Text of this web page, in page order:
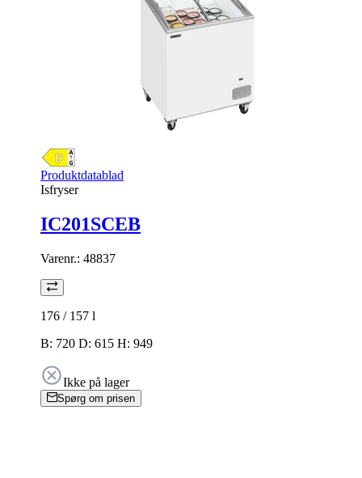
Produktdatablad
Isfryser
IC201SCEB
Varenr.: 48837
176 / 157 l
B: 720 D: 615 H: 949
Ikke på lager
Spørg om prisen